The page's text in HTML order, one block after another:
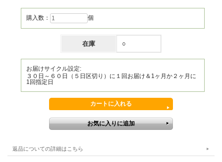
購入数： 個
在庫 ○
お届けサイクル設定:
３０日～６０日（５日区切り）に１回お届け＆1ヶ月か２ヶ月に
1回指定日
返品についての詳細はこちら